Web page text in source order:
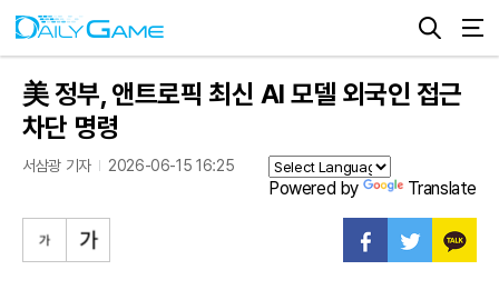
美 정부, 앤트로픽 최신 AI 모델 외국인 접근
차단 명령
서삼광 기자 2026-06-15 16:25
Powered by Translate